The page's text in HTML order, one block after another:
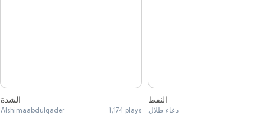
الشدة
Alshimaabdulqader 1,174 plays
النفط
دعاء طلال